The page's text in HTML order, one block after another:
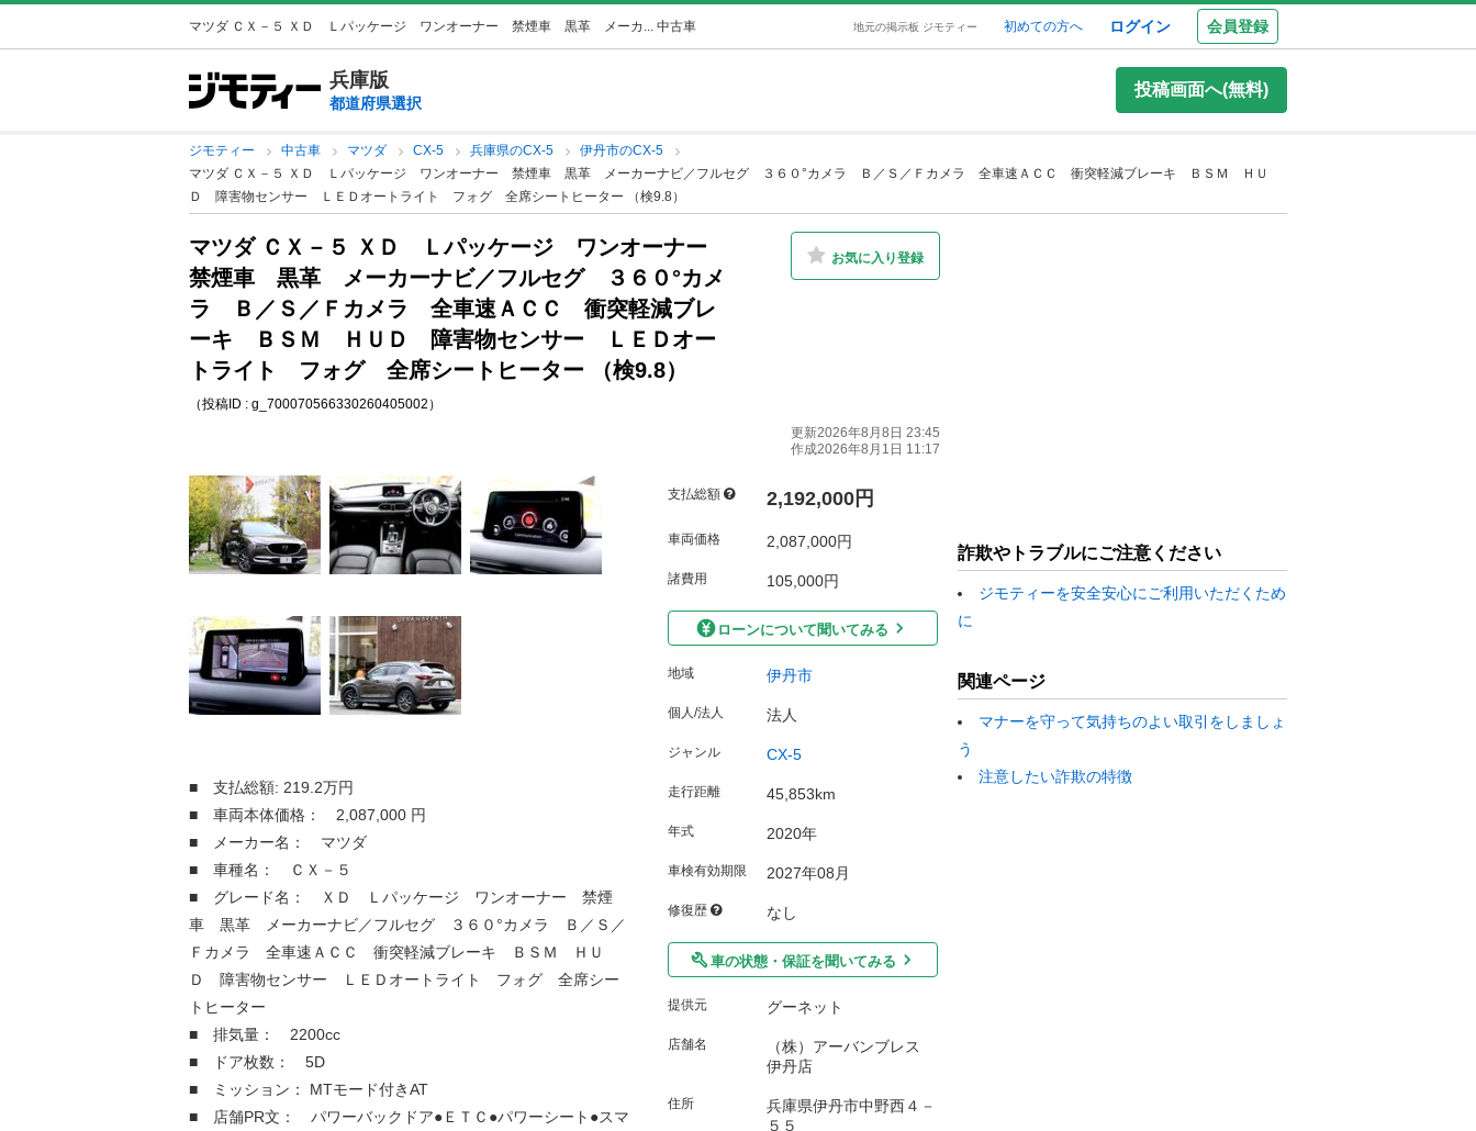
マツダ ＣＸ－５ ＸＤ Ｌパッケージ ワンオーナー 禁煙車 黒革 メーカ... 中古車 地元の掲示板 ジモティー 初めての方へ ログイン 会員登録
兵庫版
都道府県選択
投稿画面へ(無料)
ジモティー 中古車 マツダ CX-5 兵庫県のCX-5
伊丹市のCX-5
マツダ ＣＸ－５ ＸＤ Ｌパッケージ ワンオーナー 禁煙車 黒革 メーカーナビ／フルセグ ３６０°カメラ Ｂ／Ｓ／Ｆカメラ 全車速ＡＣＣ 衝突軽減ブレーキ ＢＳＭ ＨＵ
Ｄ 障害物センサー ＬＥＤオートライト フォグ 全席シートヒーター （検9.8）
マツダ ＣＸ－５ ＸＤ Ｌパッケージ ワンオーナー
禁煙車 黒革 メーカーナビ／フルセグ ３６０°カメ
ラ Ｂ／Ｓ／Ｆカメラ 全車速ＡＣＣ 衝突軽減ブレ
ーキ ＢＳＭ ＨＵＤ 障害物センサー ＬＥＤオー
トライト フォグ 全席シートヒーター （検9.8）
（投稿ID : g_700070566330260405002）
お気に入り登録
更新2026年8月8日 23:45
作成2026年8月1日 11:17
■ 支払総額: 219.2万円
■ 車両本体価格： 2,087,000 円
■ メーカー名： マツダ
■ 車種名： ＣＸ－５
■ グレード名： ＸＤ Ｌパッケージ ワンオーナー 禁煙
車 黒革 メーカーナビ／フルセグ ３６０°カメラ Ｂ／Ｓ／
Ｆカメラ 全車速ＡＣＣ 衝突軽減ブレーキ ＢＳＭ ＨＵ
Ｄ 障害物センサー ＬＥＤオートライト フォグ 全席シー
トヒーター
■ 排気量： 2200cc
■ ドア枚数： 5D
■ ミッション： MTモード付きAT
■ 店舗PR文： パワーバックドア●ＥＴＣ●パワーシート●スマ
支払総額 2,192,000円
車両価格 2,087,000円
諸費用 105,000円
ローンについて聞いてみる
地域 伊丹市
個人/法人 法人
ジャンル CX-5
走行距離 45,853km
年式 2020年
車検有効期限 2027年08月
修復歴 なし
車の状態・保証を聞いてみる
提供元 グーネット
店舗名
（株）アーバンブレス
伊丹店
住所
兵庫県伊丹市中野西４－
５５
詐欺やトラブルにご注意ください
ジモティーを安全安心にご利用いただくため
に
関連ページ
マナーを守って気持ちのよい取引をしましょ
う
注意したい詐欺の特徴